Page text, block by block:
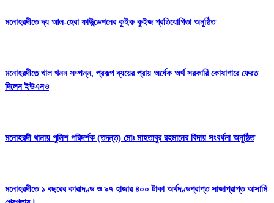
মনোহরদীতে দ্য আল-হেরা ফাউন্ডেশনের কুইক কুইজ প্রতিযোগিতা অনুষ্ঠিত
মনোহরদীতে খাল খনন সম্পন্ন, প্রকল্প ব্যয়ের প্রায় অর্ধেক অর্থ সরকারি কোষাগারে ফেরত
দিলেন ইউএনও
মনোহরদী থানায় পুলিশ পরিদর্শক (তদন্ত) মোঃ মাহতাবুর রহমানের বিদায় সংবর্ধনা অনুষ্ঠিত
মনোহরদীতে ১ বছরের কারাদণ্ড ও ৯৭ হাজার ৪০০ টাকা অর্থদণ্ডপ্রাপ্ত সাজাপ্রাপ্ত আসামি